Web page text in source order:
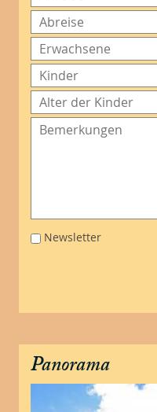
Newsletter
Panorama